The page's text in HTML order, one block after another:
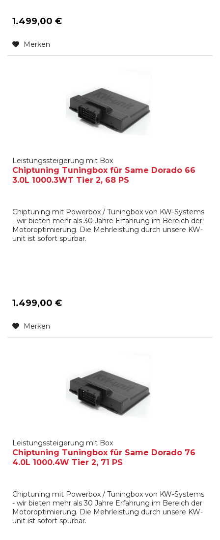
1.499,00 €
Merken
Leistungssteigerung mit Box
Chiptuning Tuningbox für Same Dorado 66
3.0L 1000.3WT Tier 2, 68 PS
Chiptuning mit Powerbox / Tuningbox von KW-Systems
- wir bieten mehr als 30 Jahre Erfahrung im Bereich der
Motoroptimierung. Die Mehrleistung durch unsere KW-
unit ist sofort spürbar.
1.499,00 €
Merken
Leistungssteigerung mit Box
Chiptuning Tuningbox für Same Dorado 76
4.0L 1000.4W Tier 2, 71 PS
Chiptuning mit Powerbox / Tuningbox von KW-Systems
- wir bieten mehr als 30 Jahre Erfahrung im Bereich der
Motoroptimierung. Die Mehrleistung durch unsere KW-
unit ist sofort spürbar.